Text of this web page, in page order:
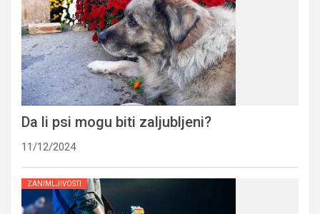
Da li psi mogu biti zaljubljeni?
11/12/2024
ZANIMLJIVOSTI